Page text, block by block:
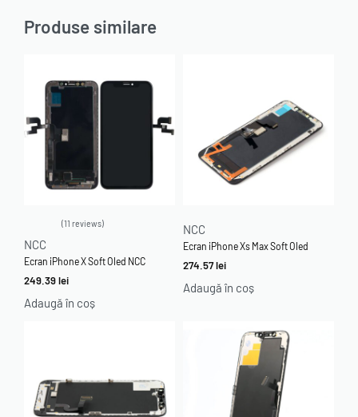
Produse similare
11 reviews
NCC
Ecran iPhone X Soft Oled NCC
249.39lei
Adaugă în coș
NCC
Ecran iPhone Xs Max Soft Oled
274.57lei
Adaugă în coș